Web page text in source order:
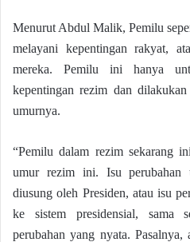
Menurut Abdul Malik, Pemilu
melayani kepentingan rakyat,
mereka. Pemilu ini hanya
kepentingan rezim dan
umurnya.
“Pemilu dalam rezim sekarang
umur rezim ini. Isu perubahan
diusung oleh Presiden, atau isu
ke sistem presidensial, sama
perubahan yang nyata. Pasalnya,